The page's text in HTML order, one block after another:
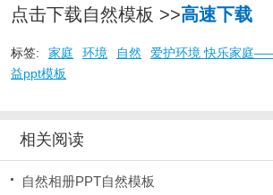
点击下载自然模板 >>高速下载
标签: 家庭 环境 自然
爱护环境 快乐家庭
益ppt模板
相关阅读
自然相册PPT自然模板